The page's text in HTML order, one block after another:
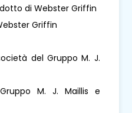
di Webster Griffin
Griffin
del Gruppo M. J.
M. J. Maillis e